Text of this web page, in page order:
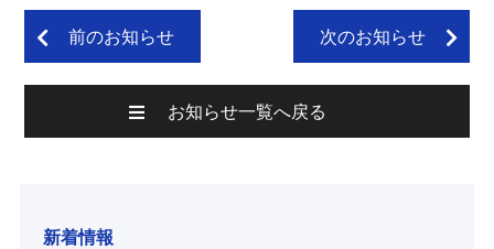
前のお知らせ 次のお知らせ
お知らせ一覧へ戻る
新着情報